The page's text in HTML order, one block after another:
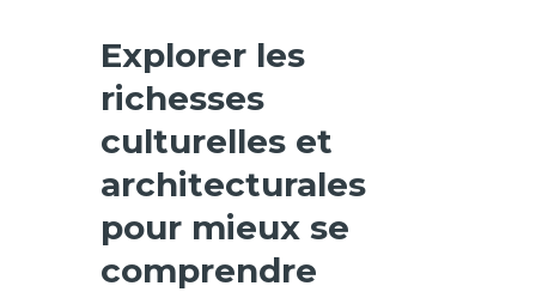
Explorer les
richesses
culturelles et
architecturales
pour mieux se
comprendre